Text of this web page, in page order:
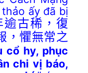
ấy đã bị
逾古稀，復
，懼無常之
cổ hy, phục
chi vị báo,